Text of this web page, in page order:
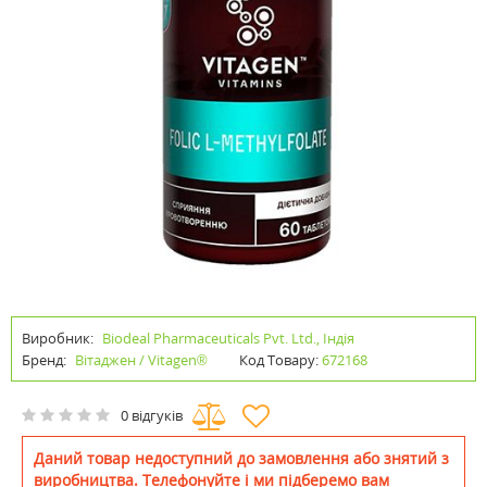
Виробник: Biodeal Pharmaceuticals Pvt. Ltd., Індія
Бренд: Вітаджен / Vitagen® Код Товару:672168
0 відгуків
Даний товар недоступний до замовлення або знятий з
виробництва. Телефонуйте і ми підберемо вам